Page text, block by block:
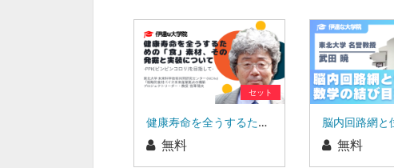
セット
健康寿命を全うするための「食」素材、その発掘と実装について
無料 無料